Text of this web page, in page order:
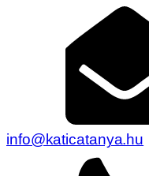
info@katicatanya.hu